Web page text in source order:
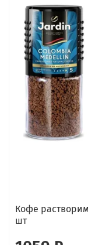
Кофе
шт